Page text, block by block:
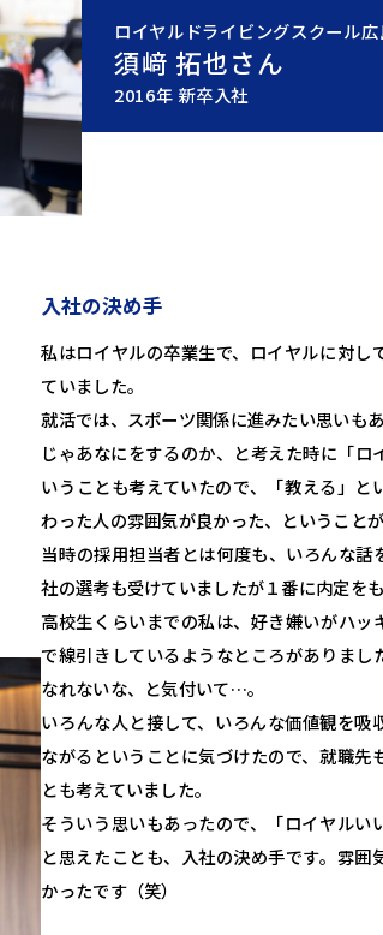
ロイヤルドライビングスクール
須﨑 拓也さん
2016年 新卒入社
入社の決め手
私はロイヤルの卒業生で、ロイヤルに対
ていました。
就活では、スポーツ関係に進みたい思いも
じゃあなにをするのか、と考えた時に「
いうことも考えていたので、「教える」
わった人の雰囲気が良かった、ということ
当時の採用担当者とは何度も、いろんな
社の選考も受けていましたが１番に内定を
高校生くらいまでの私は、好き嫌いがハ
で線引きしているようなところがありま
なれないな、と気付いて…。
いろんな人と接して、いろんな価値観を
ながるということに気づけたので、就職先
とも考えていました。
そういう思いもあったので、「ロイヤルい
と思えたことも、入社の決め手です。雰
かったです（笑）